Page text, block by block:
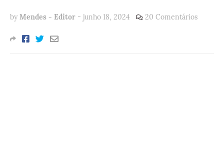
by Mendes - Editor - junho 18, 2024 20 Comentários